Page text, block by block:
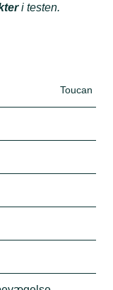
i testen.
Toucan